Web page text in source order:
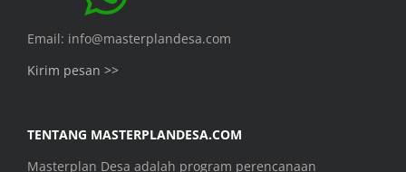
Email: info@masterplandesa.com
Kirim pesan >>
TENTANG MASTERPLANDESA.COM
Masterplan Desa adalah program perencanaan